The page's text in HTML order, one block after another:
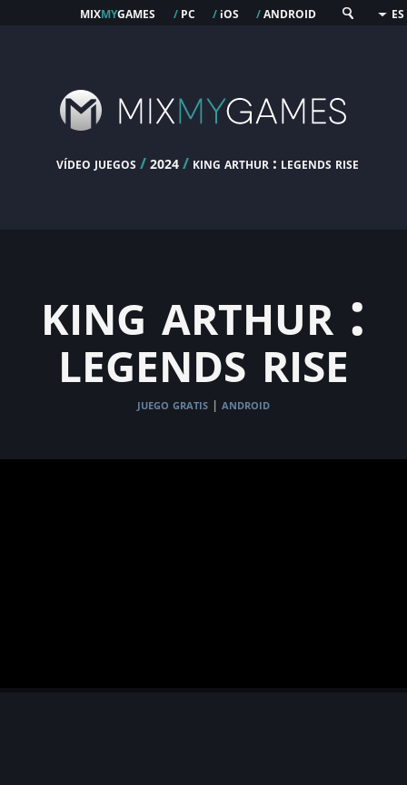
mixmygames / pc / ios /android ES
vídeo juegos / 2024 /king arthur : legends rise
king arthur :
legends rise
juego gratis | android